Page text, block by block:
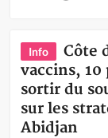
Info
Côte
vaccins, 10
sortir du
sur les
Abidjan